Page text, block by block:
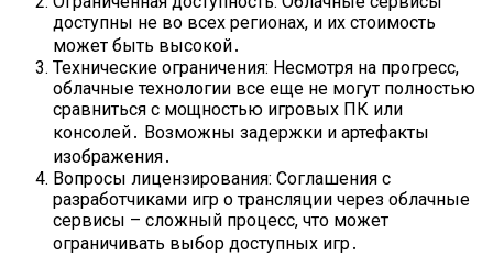
доступны не во всех регионах, и их стоимость
может быть высокой․
Технические ограничения: Несмотря на прогресс,
облачные технологии все еще не могут полностью
сравниться с мощностью игровых ПК или
консолей․ Возможны задержки и артефакты
изображения․
Вопросы лицензирования: Соглашения с
разработчиками игр о трансляции через облачные
сервисы – сложный процесс, что может
ограничивать выбор доступных игр․